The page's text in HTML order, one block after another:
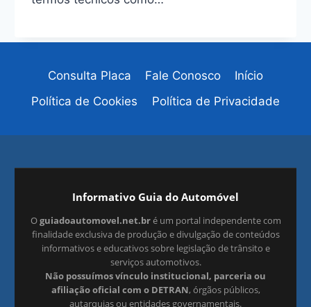
Consulta Placa Fale Conosco
Início
Política de Cookies
Política de Privacidade
Informativo Guia do Automóvel
Oguiadoautomovel.net.bré um portal independente com
finalidade exclusiva de produção e divulgação de conteúdos
informativos e educativos sobre legislação de trânsito e
serviços automotivos.
Não possuímos vínculo institucional, parceria ou
afiliação oficial com o DETRAN, órgãos públicos,
autarquias ou entidades governamentais.